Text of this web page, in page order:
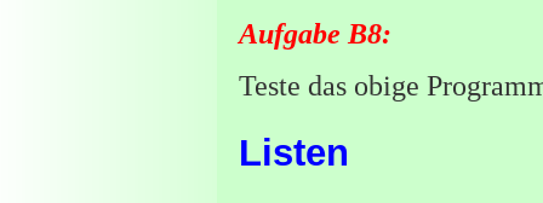
Aufgabe B8:
Teste das obige
Listen